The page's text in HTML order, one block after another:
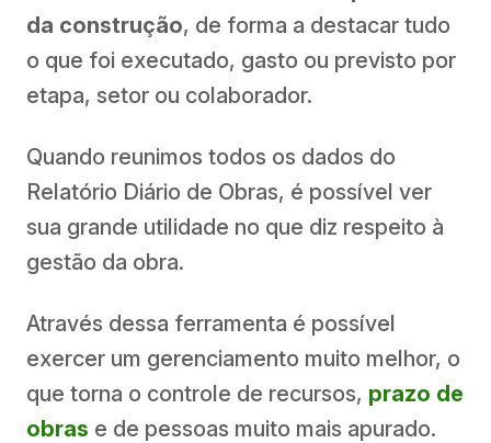
da construção, de forma a destacar tudo
o que foi executado, gasto ou previsto por
etapa, setor ou colaborador.
Quando reunimos todos os dados do
Relatório Diário de Obras, é possível ver
sua grande utilidade no que diz respeito à
gestão da obra.
Através dessa ferramenta é possível
exercer um gerenciamento muito melhor, o
que torna o controle de recursos, prazo de
obras e de pessoas muito mais apurado.